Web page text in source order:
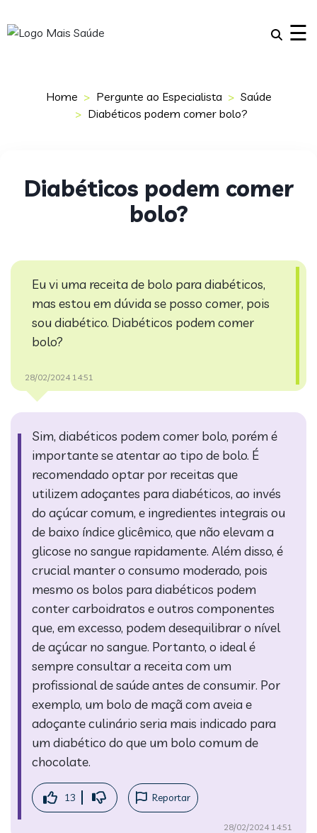
☰
Home Pergunte ao Especialista
Saúde
Diabéticos podem comer bolo?
Diabéticos podem comer
bolo?
Eu vi uma receita de bolo para diabéticos,
mas estou em dúvida se posso comer, pois
sou diabético. Diabéticos podem comer
bolo?
28/02/2024 14:51
Sim, diabéticos podem comer bolo, porém é
importante se atentar ao tipo de bolo. É
recomendado optar por receitas que
utilizem adoçantes para diabéticos, ao invés
do açúcar comum, e ingredientes integrais ou
de baixo índice glicêmico, que não elevam a
glicose no sangue rapidamente. Além disso, é
crucial manter o consumo moderado, pois
mesmo os bolos para diabéticos podem
conter carboidratos e outros componentes
que, em excesso, podem desequilibrar o nível
de açúcar no sangue. Portanto, o ideal é
sempre consultar a receita com um
profissional de saúde antes de consumir. Por
exemplo, um bolo de maçã com aveia e
adoçante culinário seria mais indicado para
um diabético do que um bolo comum de
chocolate.
13 Reportar
28/02/2024 14:51